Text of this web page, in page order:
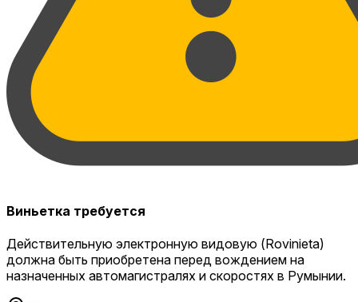
Виньетка требуется
Действительную электронную видовую (Rovinieta)
должна быть приобретена перед вождением на
назначенных автомагистралях и скоростях в Румынии.